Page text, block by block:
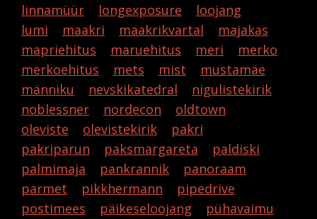
linnamüür
longexposure
loojang
lumi
maakri maakrikvartal
majakas
mapriehitus
maruehitus meri
merko
merkoehitus
mets mist
mustamäe
männiku
nevskikatedral
nigulistekirik
noblessner
nordecon
oldtown
oleviste
olevistekirik
pakri
pakriparun
paksmargareta
paldiski
palmimaja
pankrannik
panoraam
parmet
pikkhermann
pipedrive
postimees
päikeseloojang
pühavaimu